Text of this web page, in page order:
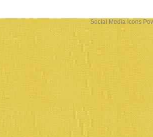
Social Media Icons